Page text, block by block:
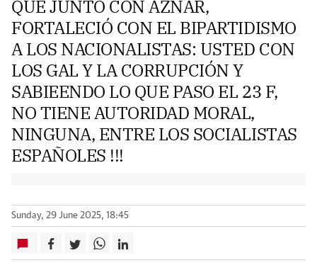
QUE JUNTO CON AZNAR,
FORTALECIÓ CON EL BIPARTIDISMO
A LOS NACIONALISTAS: USTED CON
LOS GAL Y LA CORRUPCIÓN Y
SABIEENDO LO QUE PASO EL 23 F,
NO TIENE AUTORIDAD MORAL,
NINGUNA, ENTRE LOS SOCIALISTAS
ESPAÑOLES !!!
Sunday, 29 June 2025, 18:45